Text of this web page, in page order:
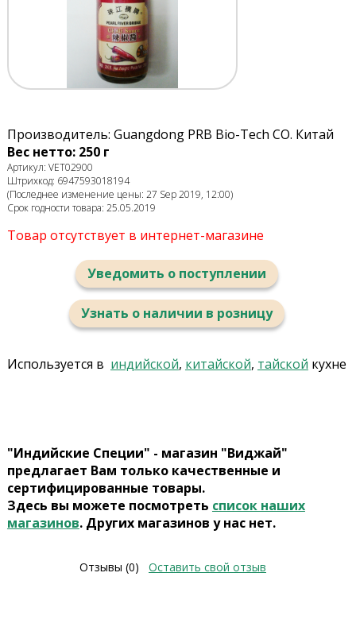
Производитель: Guangdong PRB Bio-Tech CO. Китай
Вес нетто: 250 г
Артикул: VET02900
Штрихкод: 6947593018194
(Последнее изменение цены: 27 Sep 2019, 12:00)
Срок годности товара: 25.05.2019
Товар отсутствует в интернет-магазине
Уведомить о поступлении
Узнать о наличии в розницу
Используется в индийской, китайской, тайской кухне
"Индийские Специи" - магазин "Виджай"
предлагает Вам только качественные и
сертифицированные товары.
Здесь вы можете посмотреть список наших
магазинов. Других магазинов у нас нет.
Отзывы (0) Оставить свой отзыв